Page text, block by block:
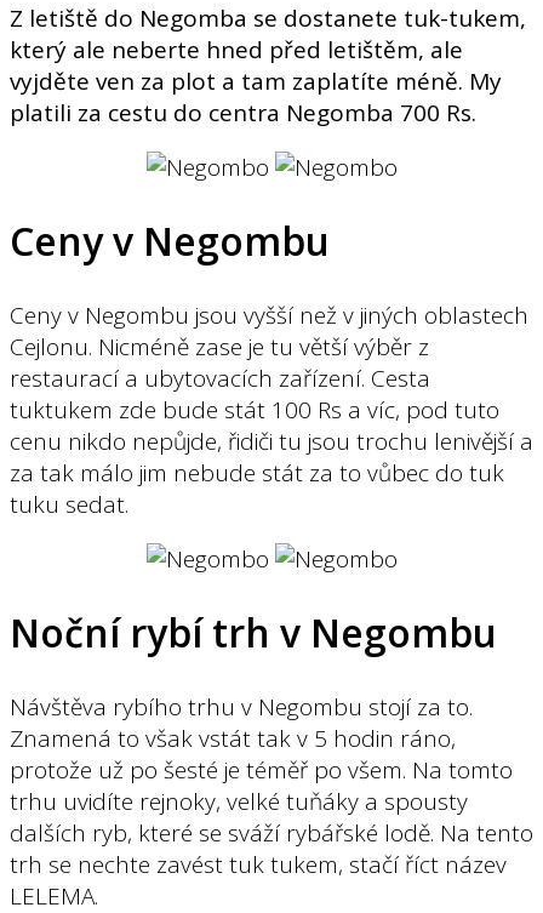
Z letiště do Negomba se dostanete tuk-tukem,
který ale neberte hned před letištěm, ale
vyjděte ven za plot a tam zaplatíte méně. My
platili za cestu do centra Negomba 700 Rs.
Ceny v Negombu
Ceny v Negombu jsou vyšší než v jiných oblastech
Cejlonu. Nicméně zase je tu větší výběr z
restaurací a ubytovacích zařízení. Cesta
tuktukem zde bude stát 100 Rs a víc, pod tuto
cenu nikdo nepůjde, řidiči tu jsou trochu lenivější a
za tak málo jim nebude stát za to vůbec do tuk
tuku sedat.
Noční rybí trh v Negombu
Návštěva rybího trhu v Negombu stojí za to.
Znamená to však vstát tak v 5 hodin ráno,
protože už po šesté je téměř po všem. Na tomto
trhu uvidíte rejnoky, velké tuňáky a spousty
dalších ryb, které se sváží rybářské lodě. Na tento
trh se nechte zavést tuk tukem, stačí říct název
LELEMA.